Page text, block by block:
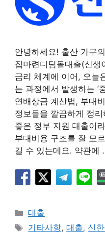
안녕하세요! 출산 가구
집마련디딤돌대출(신생
금리 체계에 이어, 오늘
는 과정에서 발생하는 ‘
연배상금 계산법, 부대
정보들을 깔끔하게 정
좋은 정부 지원 대출이
부대비용 구조를 잘 모
길 수 있는데요. 약관에
카
테
대출
태
기타사항,대출, 신